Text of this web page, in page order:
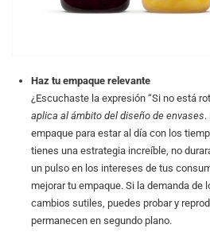
Haz tu empaque relevante
¿Escuchaste la expresión “Si no está
aplica al ámbito del diseño de envases.
empaque para estar al día con los
tienes una estrategia increíble, no
un pulso en los intereses de tus
mejorar tu empaque. Si la demanda de
cambios sutiles, puedes probar y
permanecen en segundo plano.